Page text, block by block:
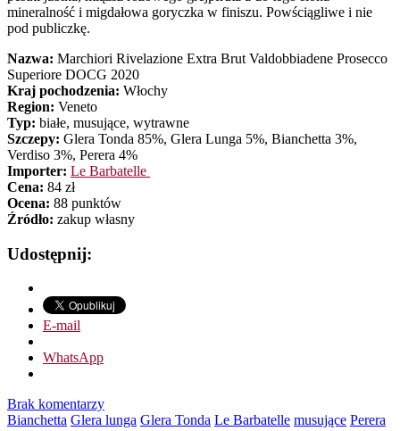
mineralność i migdałowa goryczka w finiszu. Powściągliwe i nie
pod publiczkę.
Nazwa: Marchiori Rivelazione Extra Brut Valdobbiadene Prosecco
Superiore DOCG 2020
Kraj pochodzenia: Włochy
Region: Veneto
Typ: białe, musujące, wytrawne
Szczepy: Glera Tonda 85%, Glera Lunga 5%, Bianchetta 3%,
Verdiso 3%, Perera 4%
Importer: Le Barbatelle
Cena: 84 zł
Ocena: 88 punktów
Źródło: zakup własny
Udostępnij:
E-mail
WhatsApp
Brak komentarzy
Bianchetta Glera lunga Glera Tonda Le Barbatelle musujące Perera